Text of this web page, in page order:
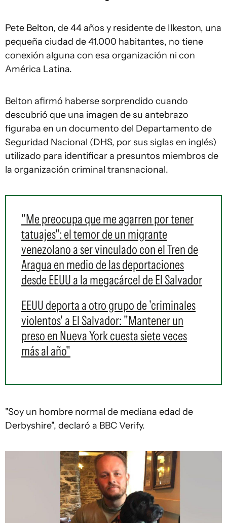
Pete Belton, de 44 años y residente de Ilkeston, una
pequeña ciudad de 41.000 habitantes, no tiene
conexión alguna con esa organización ni con
América Latina.
Belton afirmó haberse sorprendido cuando
descubrió que una imagen de su antebrazo
figuraba en un documento del Departamento de
Seguridad Nacional (DHS, por sus siglas en inglés)
utilizado para identificar a presuntos miembros de
la organización criminal transnacional.
"Me preocupa que me agarren por tener
tatuajes": el temor de un migrante
venezolano a ser vinculado con el Tren de
Aragua en medio de las deportaciones
desde EEUU a la megacárcel de El Salvador
EEUU deporta a otro grupo de 'criminales
violentos' a El Salvador: "Mantener un
preso en Nueva York cuesta siete veces
más al año"
"Soy un hombre normal de mediana edad de
Derbyshire", declaró a BBC Verify.